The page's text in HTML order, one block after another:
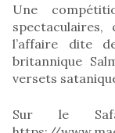
Une
l’affaire dite
britannique
versets
Sur le